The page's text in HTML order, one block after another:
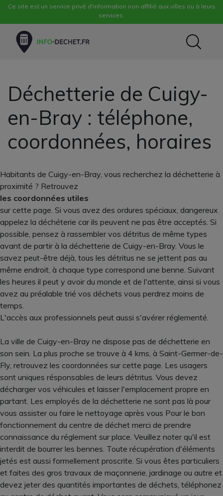
Ce site est un service privé d'information non affilié aux villes ou à leurs
services.
Déchetterie de Cuigy-
en-Bray : téléphone,
coordonnées, horaires
Habitants de Cuigy-en-Bray, vous recherchez la déchetterie à
proximité ? Retrouvez
les coordonnées utiles
sur cette page. Si vous avez des ordures spéciaux, dangereux
appelez la déchéterie car ils peuvent ne pas être acceptés. Si
possible, pensez à rassembler vos détritus de même types
avant de partir à la déchetterie de Cuigy-en-Bray. Vous le
savez peut-être déjà, tous les détritus ne se jettent pas au
même endroit, à chaque type correspond une benne. Suivant
les heures il peut y avoir du monde et de l'attente, ainsi si vous
avez au préalable trié vos déchets vous perdrez moins de
temps.
L'accès aux professionnels peut aussi s'avérer réglementé.
La ville de Cuigy-en-Bray ne dispose pas de déchetterie en
son sein. La plus proche se trouve à 4 kms, à Saint-Germer-de-
Fly, retrouvez les coordonnées sur cette page. Les usagers
sont uniques résponsables de leurs détritus. Vous devez
décharger vos véhicules et laisser l'emplacement propre en
partant. Les employés de la déchetterie ne sont pas là pour
vous assister ou faire le nettoyage après vous Pour le bon
fonctionnement du centre de déchet merci de prendre
connaissance du réglement sur place. Veuillez noter qu'il est
interdit de bourrer les bennes. Toute récupération d'éléments
jetés est aussi formellement proscrite. Si vous êtes particuliers
et faites des gros travaux de maçonnerie, jardinage ou autre et
devez jeter des quantités importantes de déchets, téléphonez